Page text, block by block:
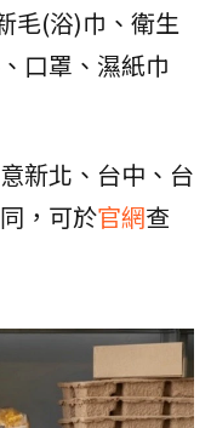
毛(浴)巾、衛生
口罩、濕紙巾
新北、台中、台
，可於官網查